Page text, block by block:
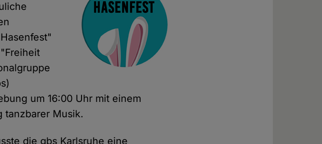
um 16:00 Uhr mit einem
tanzbarer Musik.
die gbs Karlsruhe eine